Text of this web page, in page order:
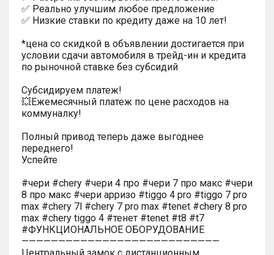
✅ Реально улучшим любое предложение
✅ Низкие ставки по кредиту даже на 10 лет!
*цена со скидкой в объявлении достигается при
условии сдачи автомобиля в трейд-ин и кредита
по рыночной ставке без субсидий
Субсидируем платеж!
💥Ежемесячный платеж по цене расходов на
коммуналку!
Полный привод теперь даже выгоднее
переднего!
Успейте
#чери #chery #чери 4 про #чери 7 про макс #чери
8 про макс #чери арризо #tiggo 4 pro #tiggo 7 pro
max #chery 7l #chery 7 pro max #tenet #chery 8 pro
max #chery tiggo 4 #тенет #tenet #t8 #t7
#ФУНКЦИОНАЛЬНОЕ ОБОРУДОВАНИЕ
———————————————————————————
Центральный замок с дистанционным